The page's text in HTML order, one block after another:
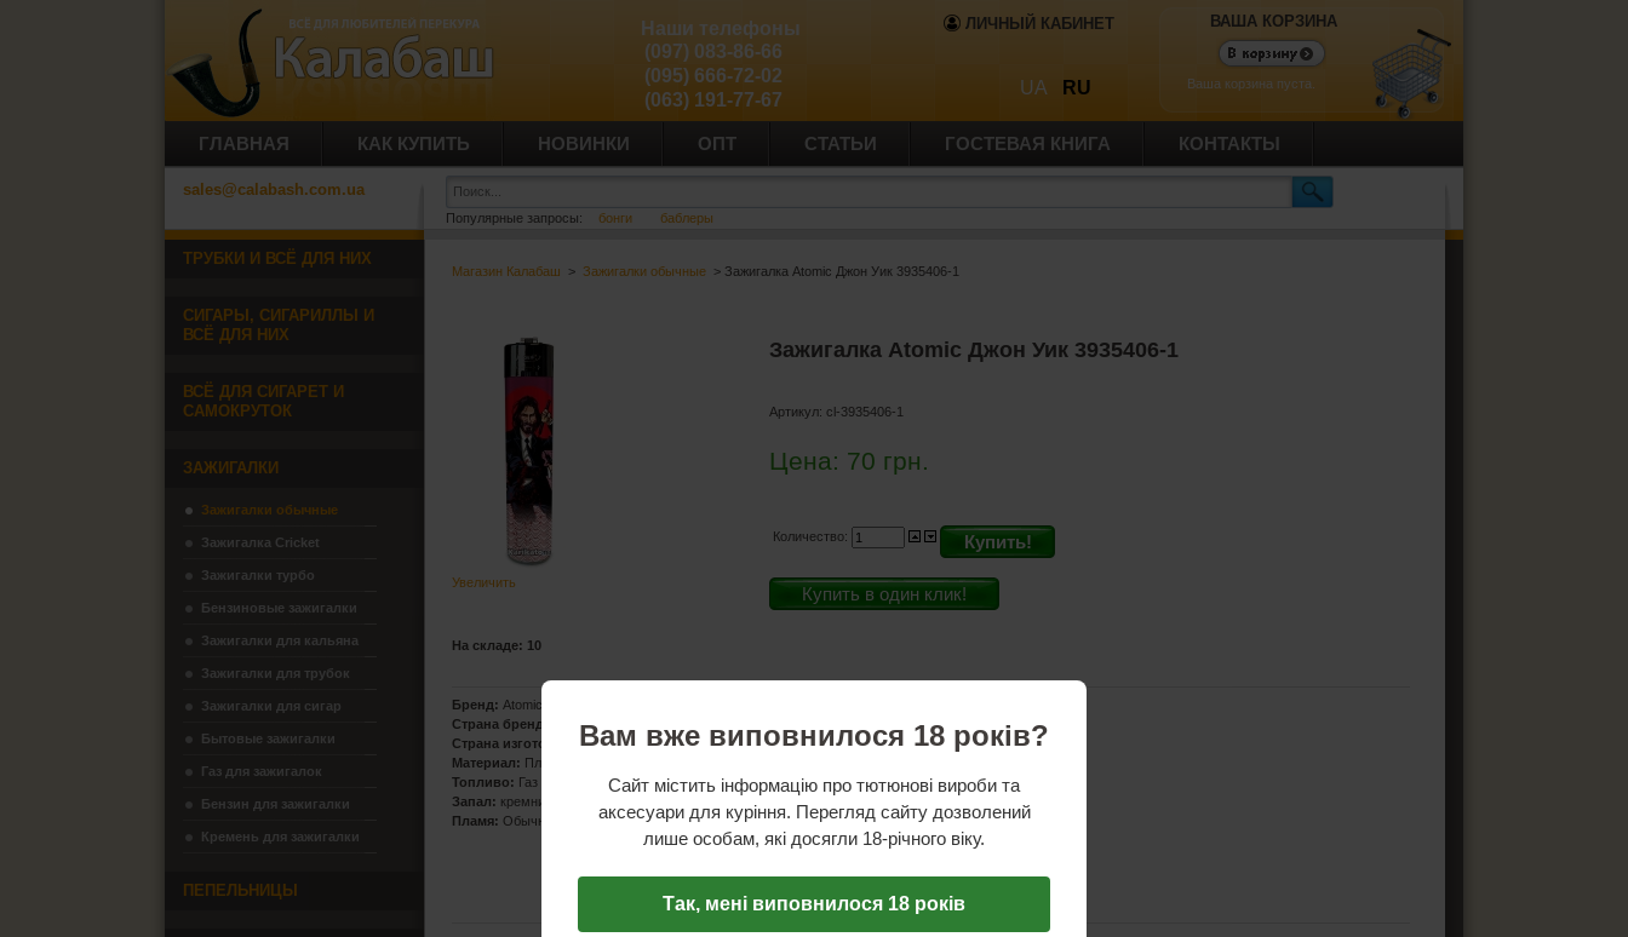
ЛИЧНЫЙ КАБИНЕТ
UA RU
Наши телефоны
(097) 083-86-66
(095) 666-72-02
(063) 191-77-67
ВАША КОРЗИНА
Ваша корзина пуста.
ГЛАВНАЯ КАК КУПИТЬ НОВИНКИ ОПТ СТАТЬИ ГОСТЕВАЯ КНИГА КОНТАКТЫ
sales@calabash.com.ua
Популярные запросы: бонги баблеры
Магазин Калабаш > Зажигалки обычные > Зажигалка Atomic Джон Уик 3935406-1
Увеличить
Зажигалка Atomic Джон Уик 3935406-1
Артикул:cl-3935406-1
Цена: 70 грн.
Количество: Купить!
Купить в один клик!
На складе: 10
Бренд: Atomic
Страна бренда:
Германия
Страна изготовитель:Китай
Материал: Пластик
Топливо: Газ
Запал: кремниевая
Пламя: Обычное
ТРУБКИ И ВСЁ ДЛЯ НИХ
СИГАРЫ, СИГАРИЛЛЫ И
ВСЁ ДЛЯ НИХ
ВСЁ ДЛЯ СИГАРЕТ И
САМОКРУТОК
ЗАЖИГАЛКИ
Зажигалки обычные
Зажигалка Cricket
Зажигалки турбо
Бензиновые зажигалки
Зажигалки для кальяна
Зажигалки для трубок
Зажигалки для сигар
Бытовые зажигалки
Газ для зажигалок
Бензин для зажигалки
Кремень для зажигалки
ПЕПЕЛЬНИЦЫ
Вам вже виповнилося 18 років?
Сайт містить інформацію про тютюнові вироби та
аксесуари для куріння. Перегляд сайту дозволений
лише особам, які досягли 18-річного віку.
Так, мені виповнилося 18 років